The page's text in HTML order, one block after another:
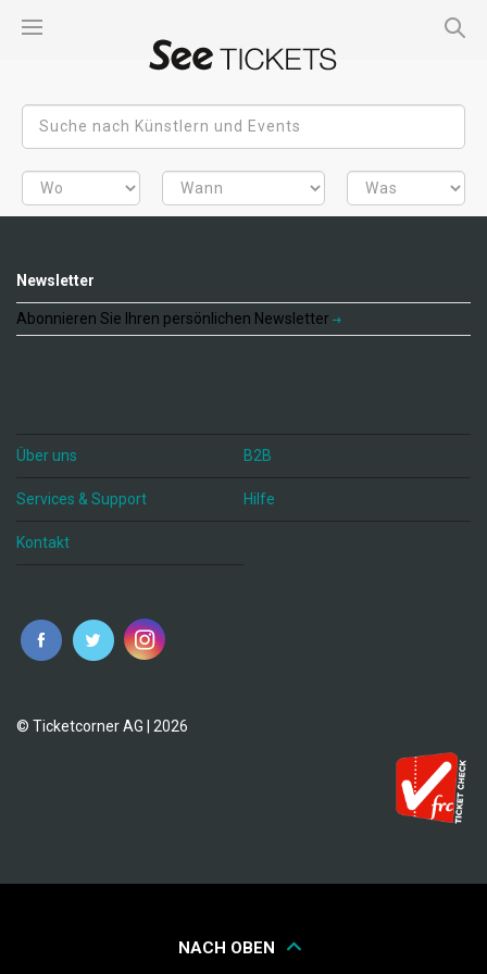
Newsletter
Abonnieren Sie Ihren persönlichen Newsletter
Über uns B2B
Services & Support Hilfe
Kontakt
© Ticketcorner AG | 2026
NACH OBEN